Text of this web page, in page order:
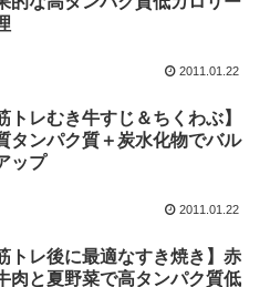
2011.01.22
トレむき牛すじ＆ちくわぶ】
タンパク質＋炭水化物でバル
ップ
2011.01.22
トレ後に最適なすき焼き】赤
肉と夏野菜で高タンパク質低